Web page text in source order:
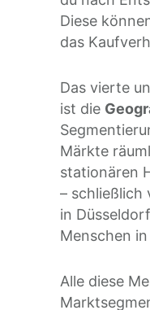
Diese
das
Das vierte
ist die
Märkte
stationären
– schließlich
in
Menschen
Alle diese